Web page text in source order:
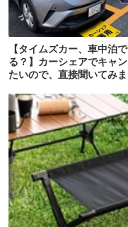
【タイムズカー、車中泊
る？】カーシェアでキャ
たいので、直接聞いてみ